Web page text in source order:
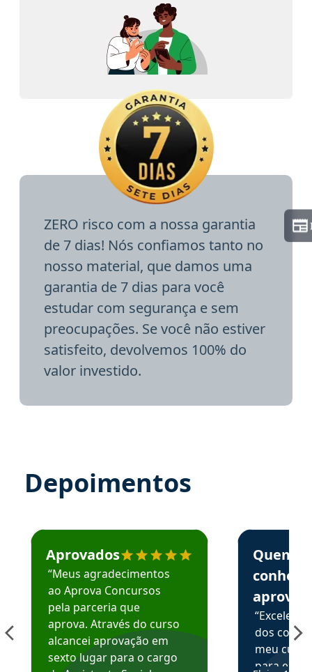
ZERO risco com a nossa garantia
de 7 dias! Nós confiamos tanto no
nosso material, que damos uma
garantia de 7 dias para você
estudar com segurança e sem
preocupações. Se você não estiver
satisfeito, devolvemos 100% do
valor investido.
Depoimentos
Estudante José recomenda o Aprova Concursos em
Aprovados
“Meus agradecimentos
ao Aprova Concursos
pela parceria que
aprova. Através do curso
alcancei aprovação em
sexto lugar para o cargo
Estudante
Quem
aprova
dos
meu
para